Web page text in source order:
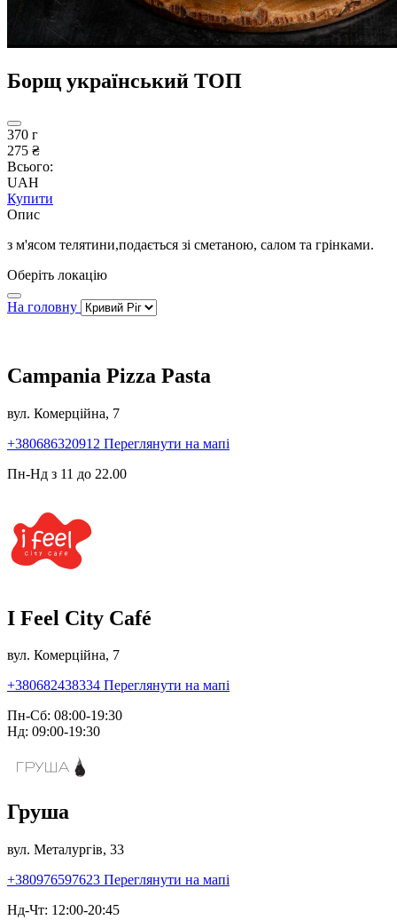
Борщ український ТОП
370 г
275 ₴
Всього:
UAH
Купити
Опис
з м'ясом телятини,подається зі сметаною, салом та грінками.
Оберіть локацію
На головну
Campania Pizza Pasta
вул. Комерційна, 7
+380686320912 Переглянути на мапі
Пн-Нд з 11 до 22.00
I Feel City Café
вул. Комерційна, 7
+380682438334 Переглянути на мапі
Пн-Сб: 08:00-19:30
Нд: 09:00-19:30
Груша
вул. Металургів, 33
+380976597623 Переглянути на мапі
Нд-Чт: 12:00-20:45